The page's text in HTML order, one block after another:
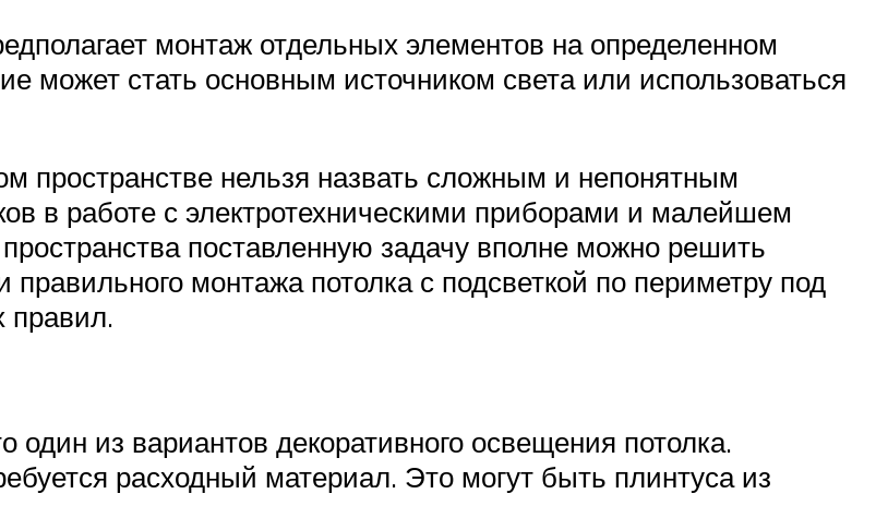
монтаж отдельных элементов на определенном
может стать основным источником света или использоваться
пространстве нельзя назвать сложным и непонятным
в работе с электротехническими приборами и малейшем
поставленную задачу вполне можно решить
правильного монтажа потолка с подсветкой по периметру под
правил.
один из вариантов декоративного освещения потолка.
расходный материал. Это могут быть плинтуса из